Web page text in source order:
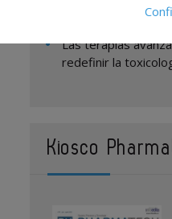
prácticas en la
Las terapias
redefinir la
Kiosco